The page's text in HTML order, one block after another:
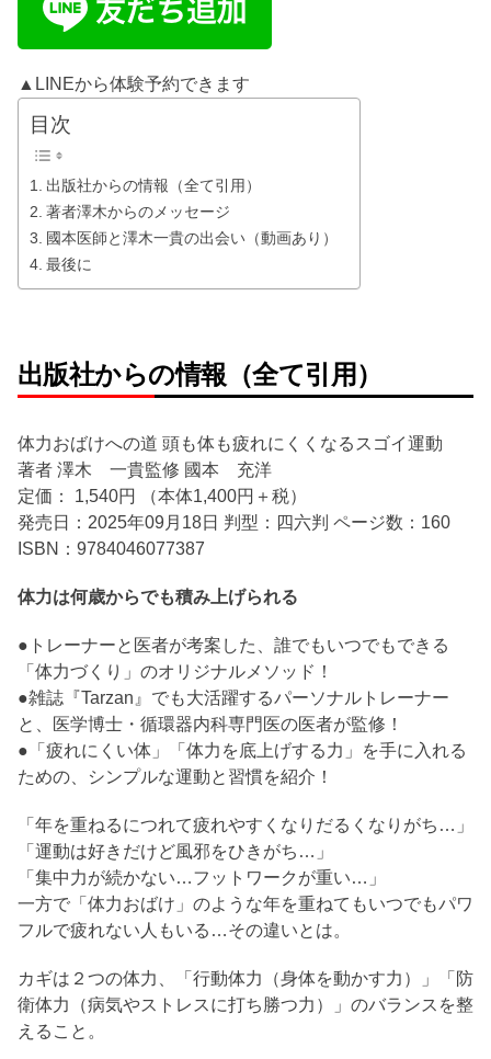
▲LINEから体験予約できます
目次
出版社からの情報（全て引用）
著者澤木からのメッセージ
國本医師と澤木一貴の出会い（動画あり）
最後に
出版社からの情報 （全て引用）
体力おばけへの道 頭も体も疲れにくくなるスゴイ運動
著者 澤木 一貴監修 國本 充洋
定価： 1,540円 （本体1,400円＋税）
発売日：2025年09月18日 判型：四六判 ページ数：160
ISBN：9784046077387
体力は何歳からでも積み上げられる
●トレーナーと医者が考案した、誰でもいつでもできる
「体力づくり」のオリジナルメソッド！
●雑誌『Tarzan』でも大活躍するパーソナルトレーナー
と、医学博士・循環器内科専門医の医者が監修！
●「疲れにくい体」「体力を底上げする力」を手に入れる
ための、シンプルな運動と習慣を紹介！
「年を重ねるにつれて疲れやすくなりだるくなりがち…」
「運動は好きだけど風邪をひきがち…」
「集中力が続かない…フットワークが重い…」
一方で「体力おばけ」のような年を重ねてもいつでもパワ
フルで疲れない人もいる…その違いとは。
カギは２つの体力、「行動体力（身体を動かす力）」「防
衛体力（病気やストレスに打ち勝つ力）」のバランスを整
えること。